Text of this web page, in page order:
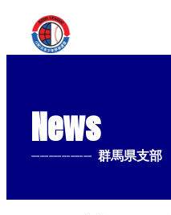
News
-------------- 群馬県支部